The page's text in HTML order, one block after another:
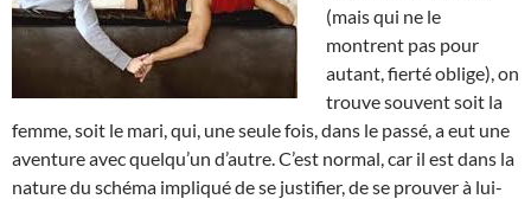
(mais qui ne le
montrent pas pour
autant, fierté oblige), on
trouve souvent soit la
femme, soit le mari, qui, une seule fois, dans le passé, a eut une
aventure avec quelqu’un d’autre. C’est normal, car il est dans la
nature du schéma impliqué de se justifier, de se prouver à lui-